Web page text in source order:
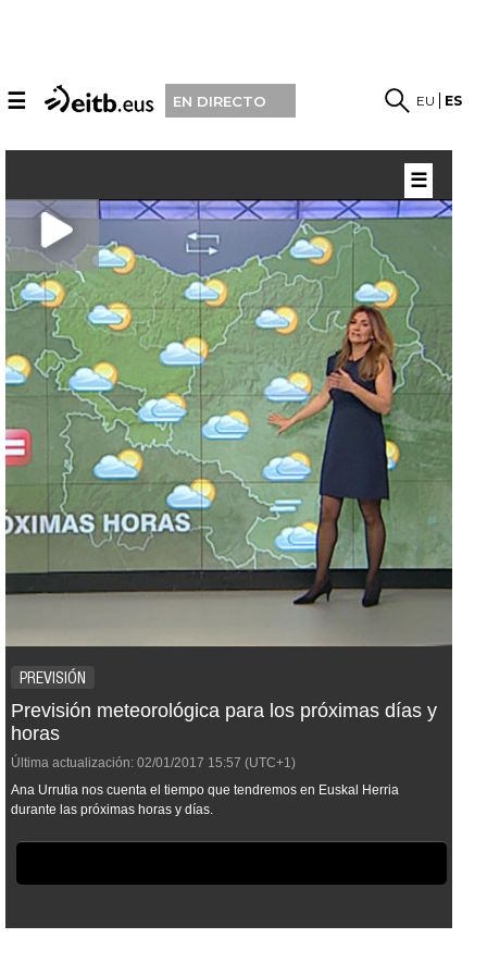
☰ EN DIRECTO EU ES
PREVISIÓN
Previsión meteorológica para los próximas días y
horas
Última actualización: 02/01/2017 15:57 (UTC+1)
Ana Urrutia nos cuenta el tiempo que tendremos en Euskal Herria
durante las próximas horas y días.
☰